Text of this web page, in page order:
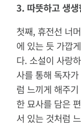
3. 따뜻하고 생생
첫째, 휴전선 너
에 있는 듯 가깝
다. 소설이 사랑
사를 통해 독자
럼 느끼게 해주
한 묘사를 담은
서 있는 것처럼